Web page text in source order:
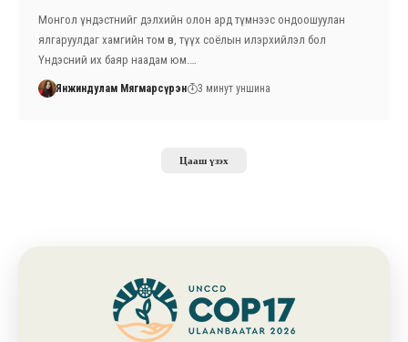
Монгол үндэстнийг дэлхийн олон ард түмнээс ондоошуулан
ялгаруулдаг хамгийн том өв, түүх соёлын илэрхийлэл бол
Үндэсний их баяр наадам юм.…
Янжиндулам Мягмарсүрэн 3 минут уншина
Цааш үзэх